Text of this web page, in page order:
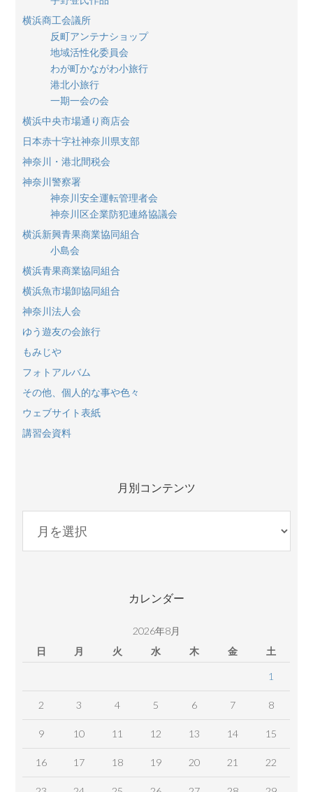
横浜商工会議所
反町アンテナショップ
地域活性化委員会
わが町かながわ小旅行
港北小旅行
一期一会の会
横浜中央市場通り商店会
日本赤十字社神奈川県支部
神奈川・港北間税会
神奈川警察署
神奈川安全運転管理者会
神奈川区企業防犯連絡協議会
横浜新興青果商業協同組合
小島会
横浜青果商業協同組合
横浜魚市場卸協同組合
神奈川法人会
ゆう遊友の会旅行
もみじや
フォトアルバム
その他、個人的な事や色々
ウェブサイト表紙
講習会資料
月別コンテンツ
コ
カレンダー
2026年8月
日
月 火 水 木 金 土
1
2 3 4 5 6 7 8
9 10 11 12 13 14 15
16 17 18 19 20 21 22